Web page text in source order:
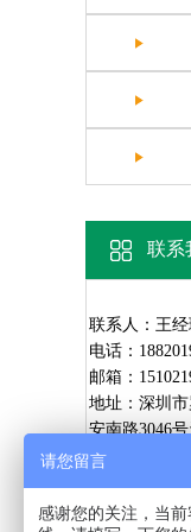
联系
联系人：王经
电话：
邮箱：
地址：深圳
安南路3046
请您留言
感谢您的关注，当